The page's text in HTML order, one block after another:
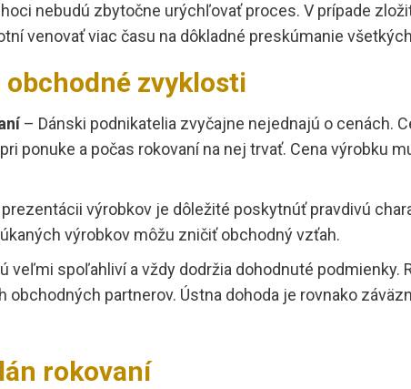
nebudú zbytočne urýchľovať proces. V prípade
venovať viac času na dôkladné preskúmanie
obchodné zvyklosti
– Dánski podnikatelia zvyčajne nejednajú o cenách.
ponuke a počas rokovaní na nej trvať. Cena výrobku
výrobkov je dôležité poskytnúť pravdivú
výrobkov môžu zničiť obchodný vzťah.
veľmi spoľahliví a vždy dodržia dohodnuté podmienky.
obchodných partnerov. Ústna dohoda je rovnako
rokovaní